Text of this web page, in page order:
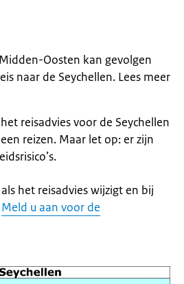
Oosten kan gevolgen
naar de Seychellen. Lees meer
reisadvies voor de Seychellen
reizen. Maar let op: er zijn
het reisadvies wijzigt en bij
Meld u aan voor de